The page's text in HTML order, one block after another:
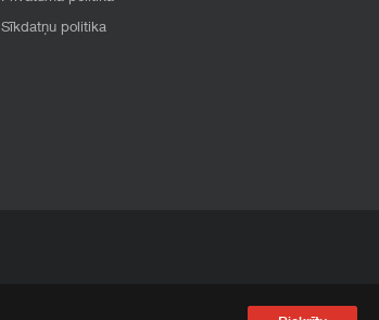
Sīkdatņu politika